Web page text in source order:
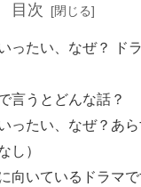
目次
ったい、なぜ？ ド
言うとどんな話？
ったい、なぜ？あら
し）
向いているドラマ